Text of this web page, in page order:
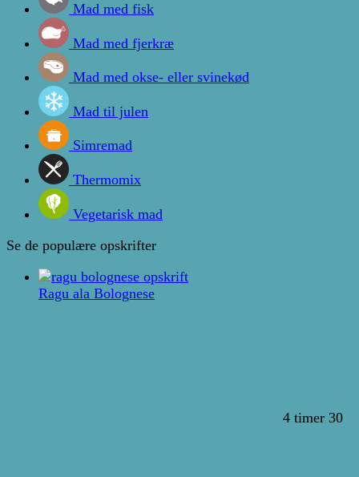
Mad med fisk
Mad med fjerkræ
Mad med okse- eller svinekød
Mad til julen
Simremad
Thermomix
Vegetarisk mad
Se de populære opskrifter
Ragu ala Bolognese
4 timer 30